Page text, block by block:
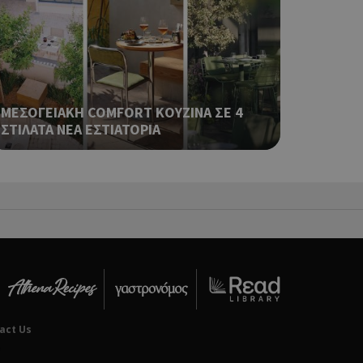
ΜΕΣΟΓΕΙΑΚΗ COMFORT ΚΟΥΖΙΝΑ ΣΕ 4
ΣΤΙΛΑΤΑ ΝΕΑ ΕΣΤΙΑΤΟΡΙΑ
Us
δηλαδή να
στον χρήστη
όπως είναι το
push down
τη διάκριση
είναι
να
τη χρήση του
στον χρήστη
push down
δηλαδή να
στον χρήστη
όπως είναι το
push down
δηλαδή να